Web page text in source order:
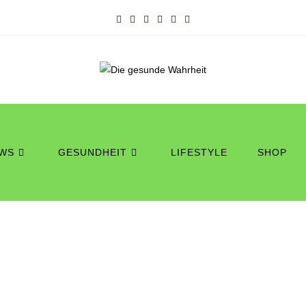
GESUNDHEIT LIFESTYLE SHOP